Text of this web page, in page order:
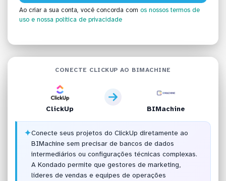
Ao criar a sua conta, você concorda com os nossos termos de
uso e nossa política de privacidade
CONECTE CLICKUP AO BIMACHINE
ClickUp BIMachine
✦Conecte seus projetos do ClickUp diretamente ao
BIMachine sem precisar de bancos de dados
intermediários ou configurações técnicas complexas.
A Kondado permite que gestores de marketing,
líderes de vendas e equipes de operações